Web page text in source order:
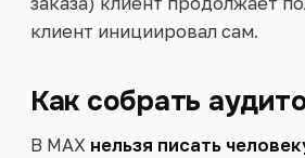
клиент инициировал сам.
Как собрать
В MAX нельзя писать